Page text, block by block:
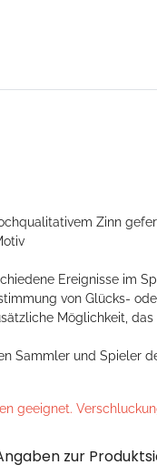
Zinn
Ereignisse im
von Glücks-
Möglichkeit,
Sammler und Spieler
geeignet.
zur